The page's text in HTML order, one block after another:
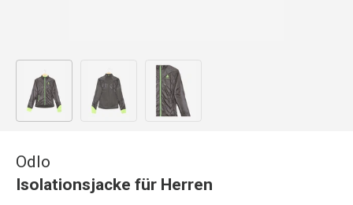
Bild 1 in Galerieansicht laden
Odlo
Isolationsjacke für Herren